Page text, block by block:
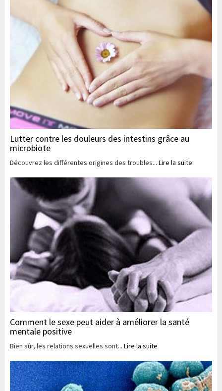
Lutter contre les douleurs des intestins grâce au
microbiote
Découvrez les différentes origines des troubles... Lire la suite
Comment le sexe peut aider à améliorer la santé
mentale positive
Bien sûr, les relations sexuelles sont... Lire la suite